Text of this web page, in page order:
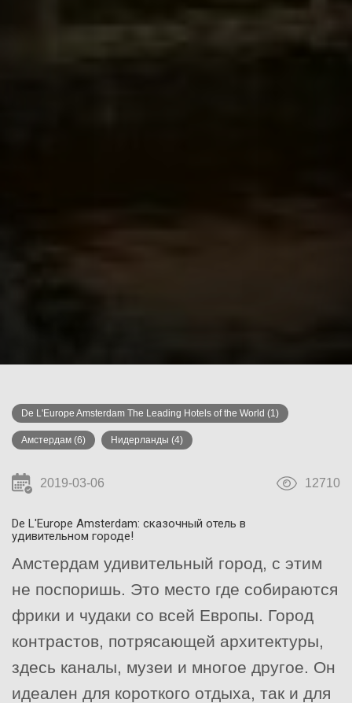
De L'Europe Amsterdam The Leading Hotels of the World (1)
Амстердам (6) Нидерланды (4)
2019-03-06 12710
De L'Europe Amsterdam: сказочный отель в
удивительном городе!
Амстердам удивительный город, с этим
не поспоришь. Это место где собираются
фрики и чудаки со всей Европы. Город
контрастов, потрясающей архитектуры,
здесь каналы, музеи и многое другое. Он
идеален для короткого отдыха, так и для